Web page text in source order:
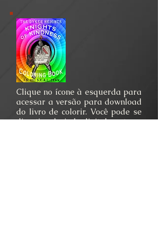
Clique no ícone à esquerda para
acessar a versão para download
do livro de colorir. Você pode se
divertir colorindo digitalmente ou